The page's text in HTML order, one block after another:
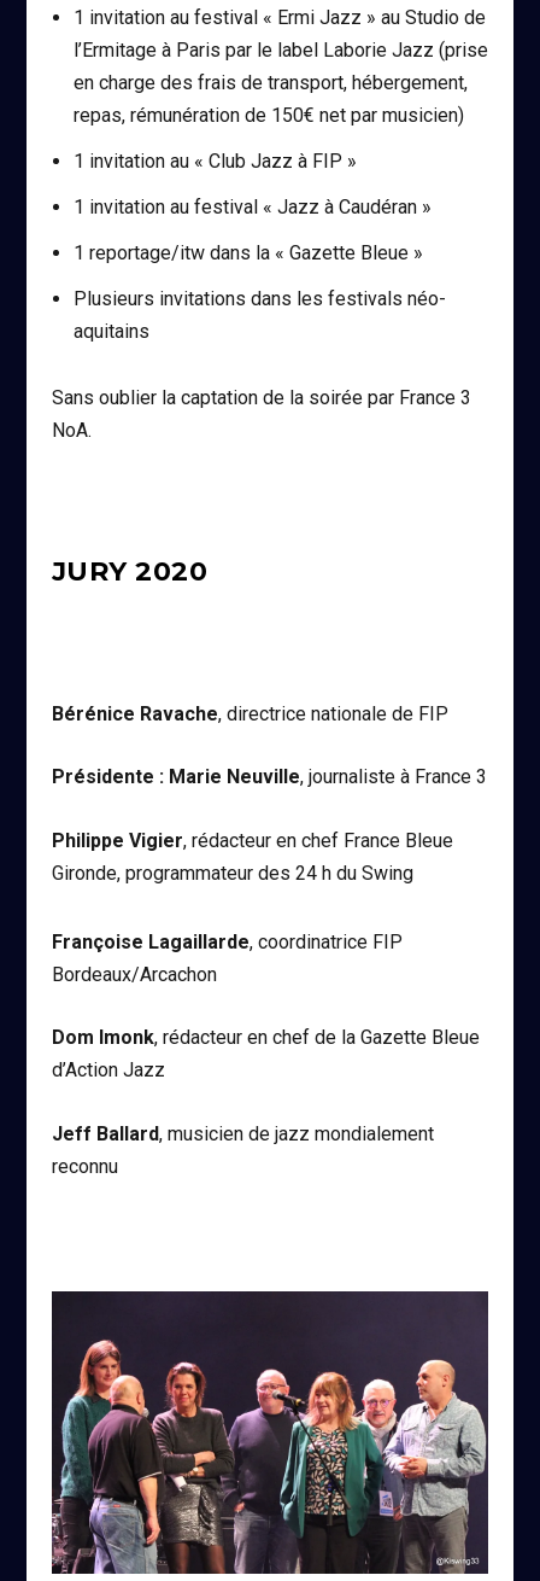
1 invitation au festival « Ermi Jazz » au Studio de
l’Ermitage à Paris par le label Laborie Jazz (prise
en charge des frais de transport, hébergement,
repas, rémunération de 150€ net par musicien)
1 invitation au « Club Jazz à FIP »
1 invitation au festival « Jazz à Caudéran »
1 reportage/itw dans la « Gazette Bleue »
Plusieurs invitations dans les festivals néo-
aquitains
Sans oublier la captation de la soirée par France 3
NoA.
JURY 2020
Bérénice Ravache, directrice nationale de FIP
Présidente : Marie Neuville, journaliste à France 3
Philippe Vigier, rédacteur en chef France Bleue
Gironde, programmateur des 24 h du Swing
Françoise Lagaillarde, coordinatrice FIP
Bordeaux/Arcachon
Dom Imonk, rédacteur en chef de la Gazette Bleue
d’Action Jazz
Jeff Ballard, musicien de jazz mondialement
reconnu